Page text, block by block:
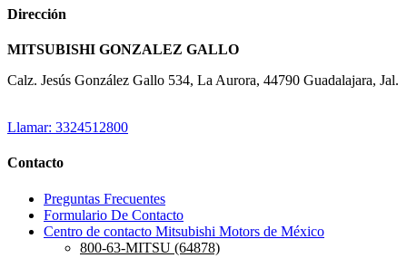
Dirección
MITSUBISHI GONZALEZ GALLO
Calz. Jesús González Gallo 534, La Aurora, 44790 Guadalajara, Jal.
Llamar: 3324512800
Contacto
Preguntas Frecuentes
Formulario De Contacto
Centro de contacto Mitsubishi Motors de México
800-63-MITSU (64878)